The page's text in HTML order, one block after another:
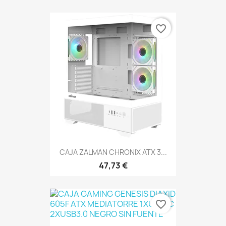
CAJA ZALMAN CHRONIX ATX 3...
47,73 €
favorite_border
favorite_border